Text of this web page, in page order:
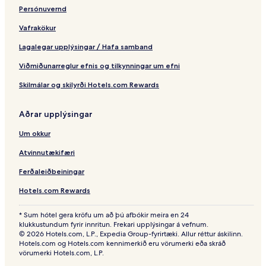
c
n
c
e
s
Persónuvernd
Vafrakökur
Lagalegar upplýsingar / Hafa samband
Viðmiðunarreglur efnis og tilkynningar um efni
Skilmálar og skilyrði Hotels.com Rewards
Aðrar upplýsingar
Um okkur
Atvinnutækifæri
Ferðaleiðbeiningar
Hotels.com Rewards
* Sum hótel gera kröfu um að þú afbókir meira en 24
klukkustundum fyrir innritun. Frekari upplýsingar á vefnum.
© 2026 Hotels.com, L.P., Expedia Group-fyrirtæki. Allur réttur áskilinn.
Hotels.com og Hotels.com kennimerkið eru vörumerki eða skráð
vörumerki Hotels.com, L.P.